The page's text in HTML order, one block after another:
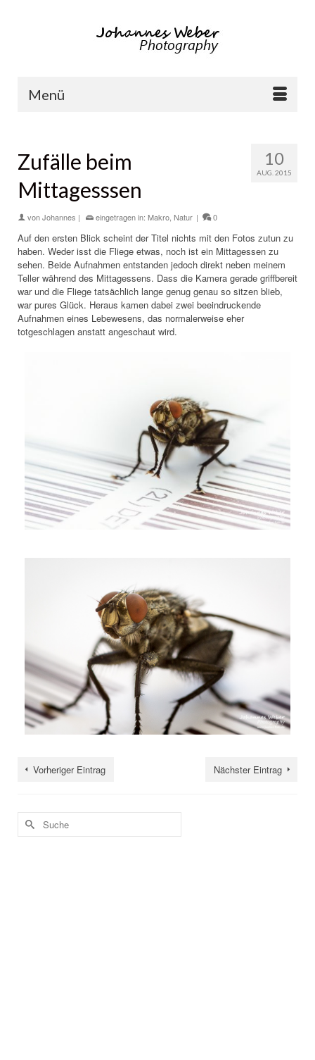
Menü
10
AUG. 2015
Zufälle beim
Mittagesssen
vonJohannes | eingetragen in: Makro Natur | 0
Auf den ersten Blick scheint der Titel nichts mit den Fotos zutun zu
haben. Weder isst die Fliege etwas, noch ist ein Mittagessen zu
sehen. Beide Aufnahmen entstanden jedoch direkt neben meinem
Teller während des Mittagessens. Dass die Kamera gerade griffbereit
war und die Fliege tatsächlich lange genug genau so sitzen blieb,
war pures Glück. Heraus kamen dabei zwei beeindruckende
Aufnahmen eines Lebewesens, das normalerweise eher
totgeschlagen anstatt angeschaut wird.
Vorheriger Eintrag Nächster Eintrag
Suche
nach: